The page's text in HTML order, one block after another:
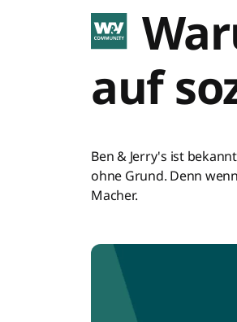
auf
Ben & Jerry's ist
ohne Grund. Denn
Macher.